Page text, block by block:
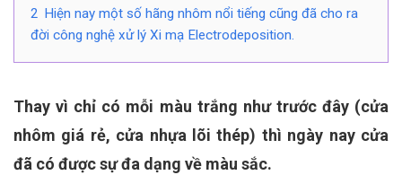
2 Hiện nay một số hãng nhôm nổi tiếng cũng đã cho ra
đời công nghệ xử lý Xi mạ Electrodeposition.
Thay vì chỉ có mỗi màu trắng như trước đây (cửa
nhôm giá rẻ, cửa nhựa lõi thép) thì ngày nay cửa
đã có được sự đa dạng về màu sắc.